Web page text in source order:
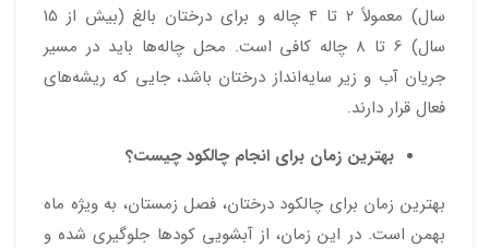
سال) معمولاً 2 تا 4 چاله و برای درختان بالغ (بیش از 15
سال) 6 تا 8 چاله کافی است. محل چاله‌ها باید در مسیر
جریان آب و زیر سایه‌انداز درختان باشد، جایی که ریشه‌های
فعال قرار دارند.
بهترین زمان برای انجام چالکود چیست؟
بهترین زمان برای چالکود درختان، فصل زمستان، به ویژه ماه
بهمن است. در این زمان، از آبشویی کودها جلوگیری شده و